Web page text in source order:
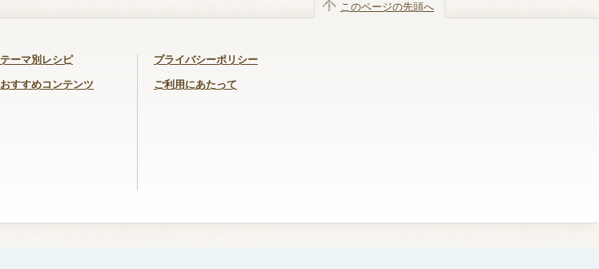
テーマ別レシピ
おすすめコンテンツ
プライバシーポリシー
ご利用にあたって
このページの先頭へ